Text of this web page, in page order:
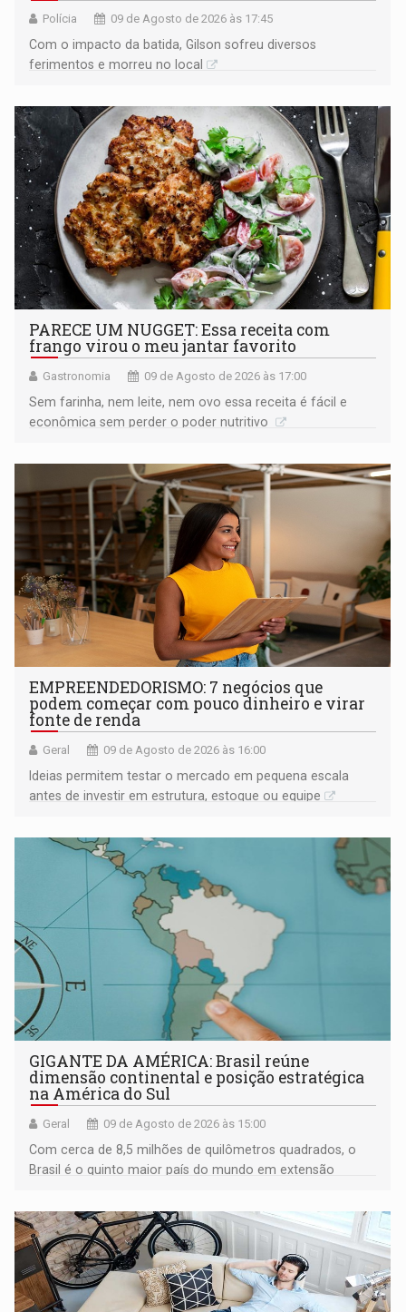
Polícia 09 de Agosto de 2026 às 17:45
​Com o impacto da batida, Gilson sofreu diversos
ferimentos e morreu no local
PARECE UM NUGGET: Essa receita com
frango virou o meu jantar favorito
Gastronomia 09 de Agosto de 2026 às 17:00
Sem farinha, nem leite, nem ovo essa receita é fácil e
econômica sem perder o poder nutritivo
EMPREENDEDORISMO: 7 negócios que
podem começar com pouco dinheiro e virar
fonte de renda
Geral 09 de Agosto de 2026 às 16:00
Ideias permitem testar o mercado em pequena escala
antes de investir em estrutura, estoque ou equipe
GIGANTE DA AMÉRICA: Brasil reúne
dimensão continental e posição estratégica
na América do Sul
Geral 09 de Agosto de 2026 às 15:00
Com cerca de 8,5 milhões de quilômetros quadrados, o
Brasil é o quinto maior país do mundo em extensão